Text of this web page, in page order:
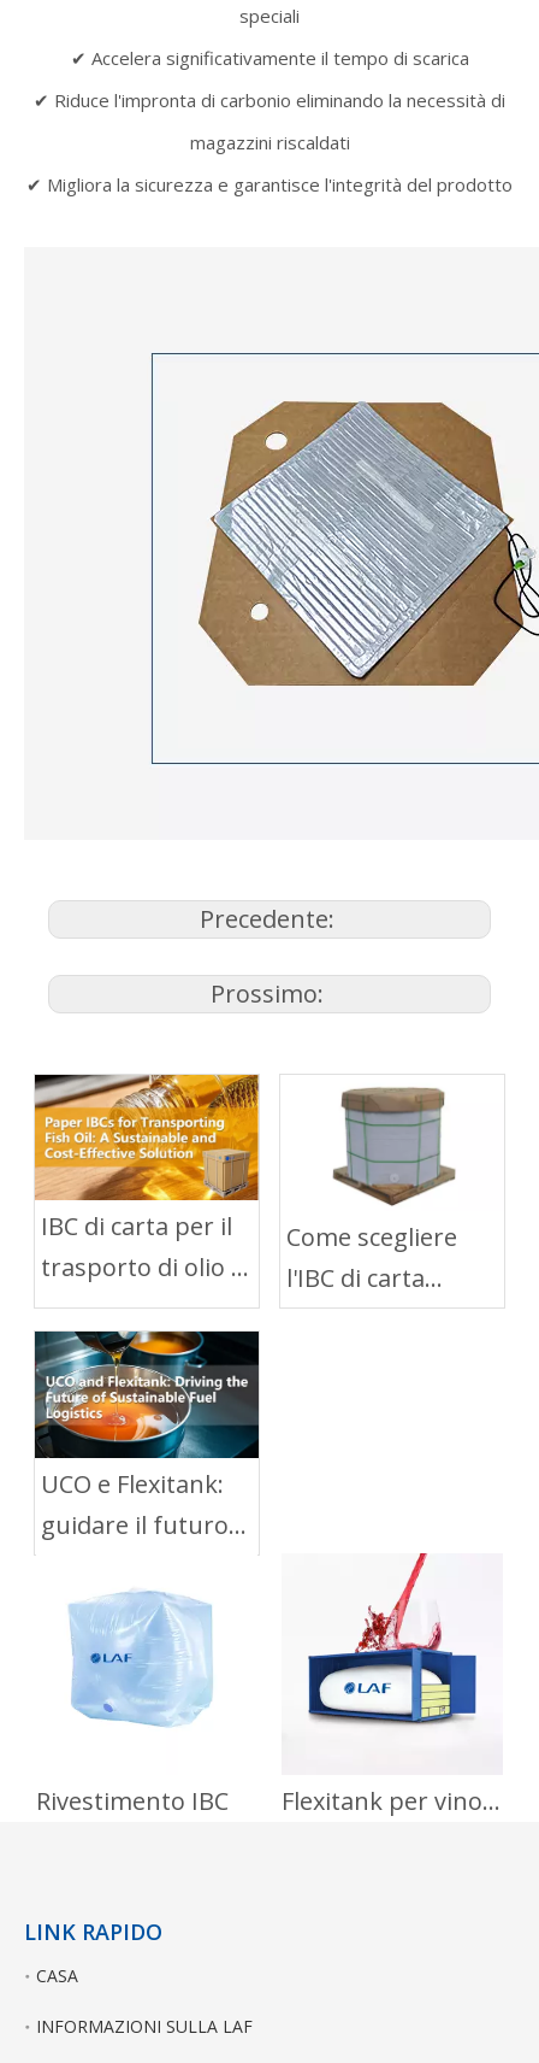
speciali
✔ Accelera significativamente il tempo di scarica
✔ Riduce l'impronta di carbonio eliminando la necessità di
magazzini riscaldati
✔ Migliora la sicurezza e garantisce l'integrità del prodotto
Precedente:
Prossimo:
IBC di carta per il
trasporto di olio di
pesce: una
soluzione
sostenibile ed
economica
Come scegliere
l'IBC di carta
giusto per diversi
UCO e Flexitank:
guidare il futuro
combustibili
sostenibili
Rivestimento IBC Flexitank per vino e succhi concentrati
LINK RAPIDO
CASA
INFORMAZIONI SULLA LAF